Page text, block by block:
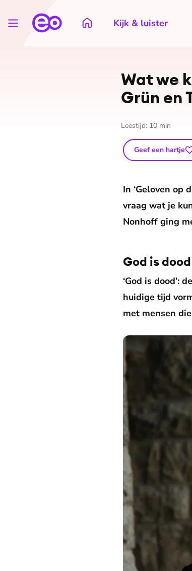
Kijk & luister
Wat we
Grün en
Leestijd: 10 min
Geef een hartje
In ‘Geloven op
vraag wat je
Nonhoff ging
God is dood
‘God is dood’:
huidige tijd
met mensen